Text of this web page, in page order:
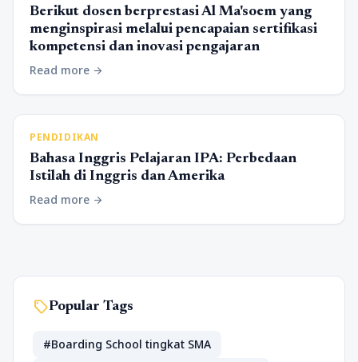
Berikut dosen berprestasi Al Ma'soem yang
menginspirasi melalui pencapaian sertifikasi
kompetensi dan inovasi pengajaran
Read more arrow_forward
PENDIDIKAN
Bahasa Inggris Pelajaran IPA: Perbedaan
Istilah di Inggris dan Amerika
Read more arrow_forward
sellPopular Tags
#Boarding School tingkat SMA